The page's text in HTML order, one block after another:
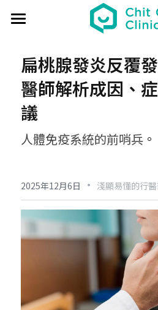
關於療寮 About
最新動態 Event
《真相追尋者》十字
日本香の占卜🎐
文化美食夜
給大人的電影社
展覽 Exhibition
《島工》職業醫學社
《邊界》概念藝術展
《休日》創作聯展
療癒 & 心靈 Wellness
板橋輕運動
實青小學堂+
特別企劃 - 眠八月
實體課程 Course
板橋運動教室
Yoga 瑜珈
新北輕騎行
給香港人的國語課
西多士 粵語劇場
守護華江人工濕地
療寮．工作室開放日
場地租借 Venue
場地租借
共享空間
價格方案
部落格 Blog
聯絡我們 Contact us
搜索
扁桃腺發炎反覆
醫師解析成因、
議
人體免疫系統的前哨兵 。
2025年12月6日 · 淺顯易懂的行